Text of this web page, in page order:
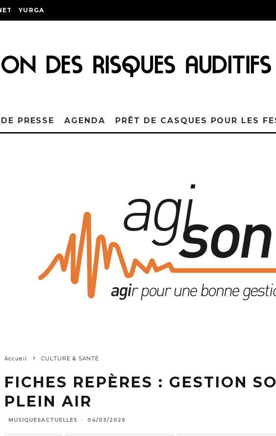
YURGA
PRESSE AGENDA PRÊT DE CASQUES POUR LES
Accueil CULTURE & SANTÉ
FICHES REPÈRES : GESTION
PLEIN AIR
MUSIQUESACTUELLES · 04/03/2026